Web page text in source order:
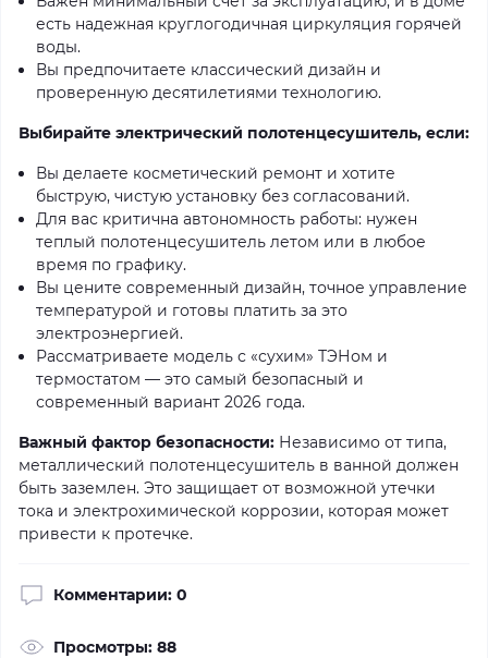
есть надежная круглогодичная циркуляция горячей
воды.
Вы предпочитаете классический дизайн и
проверенную десятилетиями технологию.
Выбирайте электрический полотенцесушитель, если:
Вы делаете косметический ремонт и хотите
быструю, чистую установку без согласований.
Для вас критична автономность работы: нужен
теплый полотенцесушитель летом или в любое
время по графику.
Вы цените современный дизайн, точное управление
температурой и готовы платить за это
электроэнергией.
Рассматриваете модель с «сухим» ТЭНом и
термостатом — это самый безопасный и
современный вариант 2026 года.
Важный фактор безопасности: Независимо от типа,
металлический полотенцесушитель в ванной должен
быть заземлен. Это защищает от возможной утечки
тока и электрохимической коррозии, которая может
привести к протечке.
Комментарии: 0
Просмотры: 88